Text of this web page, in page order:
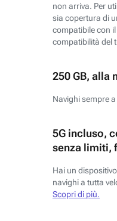
non arriva. Per
sia copertura di
compatibile con
compatibilità del
250 GB, alla
Navighi sempre
5G incluso,
senza limiti,
Hai un
navighi a tutta
Scopri di più.